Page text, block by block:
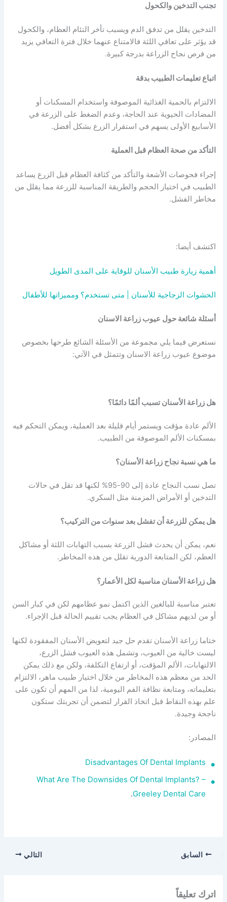
تجنب التدخين والكحول
التدخين يقلل من تدفق الدم ويسبب تأخر التئام العظام، والكحول
قد يؤثر على تعافي اللثة فالامتناع عنهما خلال فترة التعافي يزيد
من فرص نجاح الزراعة بدرجة كبيرة.
اتباع تعليمات الطبيب بدقة
الالتزام بالحمية الغذائية الموصوفة واستخدام المسكنات أو
المضادات الحيوية عند الحاجة، وعدم الضغط على الزرعة في
الأسابيع الأولى يسهم في استقرار الزرع بشكل أفضل.
التأكد من صحة العظام قبل العملية
إجراء فحوصات الأشعة والتأكد من كثافة العظام قبل الزرع يساعد
الطبيب في اختيار الحجم والطريقة المناسبة للزرعة مما يقلل من
مخاطر الفشل.
اكتشف أيضا:
أهمية زيارة طبيب الأسنان للوقاية على المدى الطويل
الحشوات الزجاجية للأسنان | متى تستخدم؟ ومميزاتها للأطفال
أسئلة شائعة حول عيوب زراعة الاسنان
نستعرض فيما يلي مجموعة من الأسئلة الشائع طرحها بخصوص
موضوع عيوب زراعة الاسنان وتتمثل في الآتي:
هل زراعة الأسنان تسبب ألمًا دائمًا؟
الألم عادة مؤقت ويستمر أيام قليلة بعد العملية، ويمكن التحكم فيه
بمسكنات الألم الموصوفة من الطبيب.
ما هي نسبة نجاح زراعة الأسنان؟
تصل نسب النجاح عادة إلى 90-95% لكنها قد تقل في حالات
التدخين أو الأمراض المزمنة مثل السكري.
هل يمكن للزرعة أن تفشل بعد سنوات من التركيب؟
نعم، يمكن أن يحدث فشل الزرعة بسبب التهابات اللثة أو مشاكل
العظم، لكن المتابعة الدورية تقلل من هذه المخاطر.
هل زراعة الأسنان مناسبة لكل الأعمار؟
تعتبر مناسبة للبالغين الذين اكتمل نمو عظامهم لكن في كبار السن
أو من لديهم مشاكل في العظام يجب تقييم الحالة قبل الإجراء.
ختاما زراعة الأسنان تقدم حل جيد لتعويض الأسنان المفقودة لكنها
ليست خالية من العيوب، وتشمل هذه العيوب فشل الزرع،
الالتهابات، الألم المؤقت، أو ارتفاع التكلفة، ولكن مع ذلك يمكن
الحد من معظم هذه المخاطر من خلال اختيار طبيب ماهر، الالتزام
بتعليماته، ومتابعة نظافة الفم اليومية، لذا من المهم أن تكون على
علم بهذه النقاط قبل اتخاذ القرار لتضمن أن تجربتك ستكون
ناجحة وجيدة.
المصادر:
Disadvantages Of Dental Implants
What Are The Downsides Of Dental Implants? –
Greeley Dental Care
.
السابق التالي
اترك تعليقاً